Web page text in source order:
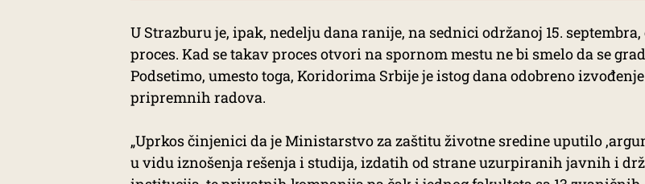
U Strazburu je, ipak, nedelju dana ranije, na sednici održanoj 15.
proces. Kad se takav proces otvori na spornom mestu ne bi smelo da se
Podsetimo, umesto toga, Koridorima Srbije je istog dana odobreno izvođenje
pripremnih radova.
„Uprkos činjenici da je Ministarstvo za zaštitu životne sredine uputilo
u vidu iznošenja rešenja i studija, izdatih od strane uzurpiranih javnih i